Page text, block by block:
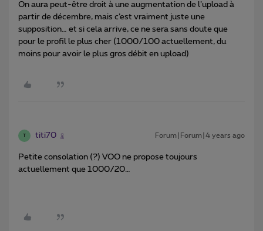
On aura peut-être droit à une augmentation de l’upload à
partir de décembre, mais c’est vraiment juste une
supposition… et si cela arrive, ce ne sera sans doute que
pour le profil le plus cher (1000/100 actuellement, du
moins pour avoir le plus gros débit en upload)
titi70 Forum|Forum|4 years ago
Petite consolation (?) VOO ne propose toujours
actuellement que 1000/20…